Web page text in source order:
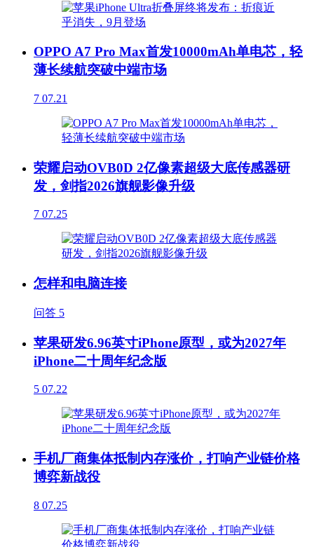
OPPO A7 Pro Max首发10000mAh单电芯，轻
薄长续航突破中端市场
7 07.21
荣耀启动OVB0D 2亿像素超级大底传感器研
发，剑指2026旗舰影像升级
7 07.25
怎样和电脑连接
问答 5
苹果研发6.96英寸iPhone原型，或为2027年
iPhone二十周年纪念版
5 07.22
手机厂商集体抵制内存涨价，打响产业链价格
博弈新战役
8 07.25